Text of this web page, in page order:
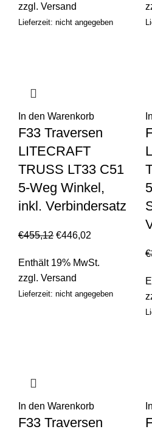
zzgl. Versand
Lieferzeit: nicht angegeben
In den Warenkorb
F33 Traversen
LITECRAFT
TRUSS LT33 C51
5-Weg Winkel,
inkl. Verbindersatz
€455,12 €446,02
Enthält 19% MwSt.
zzgl. Versand
Lieferzeit: nicht angegeben
€
In den Warenkorb
F33 Traversen